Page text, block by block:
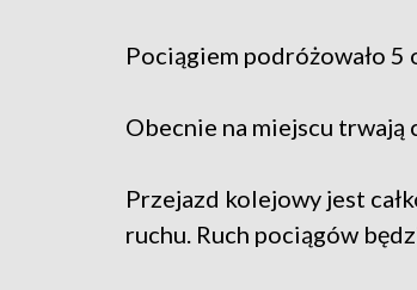
Pociągiem podróżowało 5
Obecnie na miejscu trwają
Przejazd kolejowy jest
ruchu. Ruch pociągów